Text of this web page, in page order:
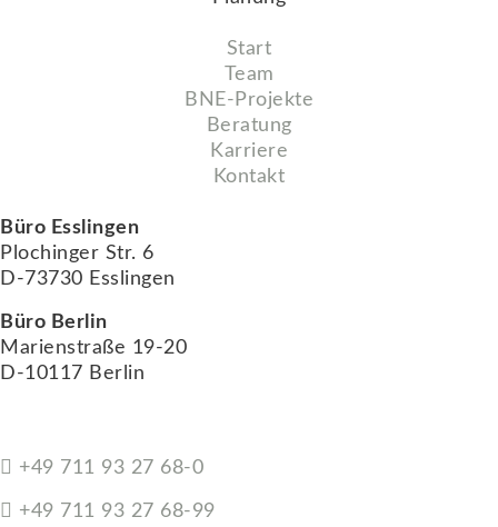
Start
Team
BNE-Projekte
Beratung
Karriere
Kontakt
Büro Esslingen
Plochinger Str. 6
D-73730 Esslingen
Büro Berlin
Marienstraße 19-20
D-10117 Berlin
+49 711 93 27 68-0
+49 711 93 27 68-99